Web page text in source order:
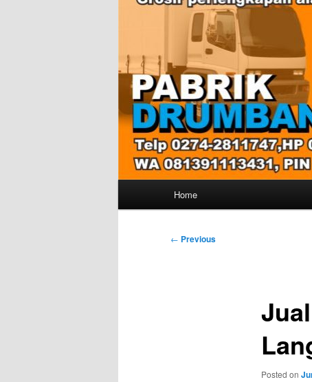
Home
Post
← Previous
Posted on